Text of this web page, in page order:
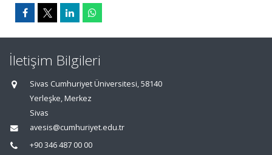
İletişim Bilgileri
Sivas Cumhuriyet Üniversitesi, 58140
Yerleşke, Merkez
Sivas
avesis@cumhuriyet.edu.tr
+90 346 487 00 00